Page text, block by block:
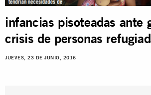
infancias pisoteadas ante
crisis de personas
JUEVES, 23 DE JUNIO, 2016